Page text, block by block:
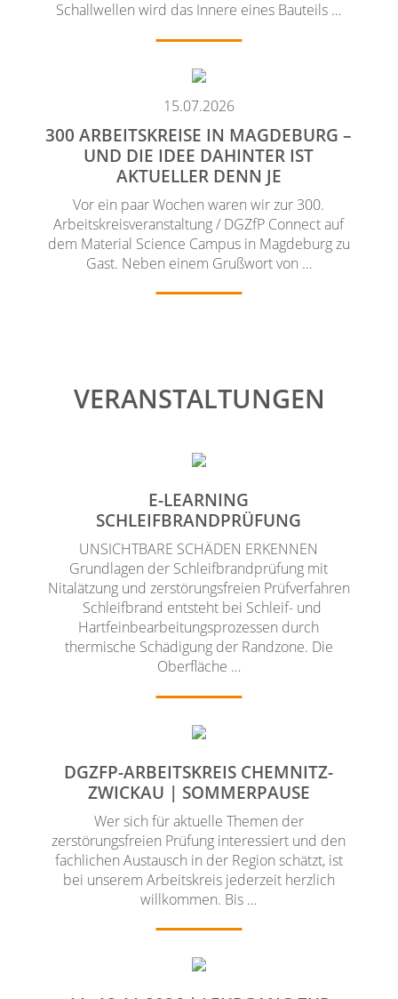
Schallwellen wird das Innere eines Bauteils …
15.07.2026
300 ARBEITSKREISE IN MAGDEBURG –
UND DIE IDEE DAHINTER IST
AKTUELLER DENN JE
Vor ein paar Wochen waren wir zur 300.
Arbeitskreisveranstaltung / DGZfP Connect auf
dem Material Science Campus in Magdeburg zu
Gast. Neben einem Grußwort von …
VERANSTALTUNGEN
E-LEARNING
SCHLEIFBRANDPRÜFUNG
UNSICHTBARE SCHÄDEN ERKENNEN
Grundlagen der Schleifbrandprüfung mit
Nitalätzung und zerstörungsfreien Prüfverfahren
Schleifbrand entsteht bei Schleif- und
Hartfeinbearbeitungsprozessen durch
thermische Schädigung der Randzone. Die
Oberfläche …
DGZFP-ARBEITSKREIS CHEMNITZ-
ZWICKAU | SOMMERPAUSE
Wer sich für aktuelle Themen der
zerstörungsfreien Prüfung interessiert und den
fachlichen Austausch in der Region schätzt, ist
bei unserem Arbeitskreis jederzeit herzlich
willkommen. Bis …